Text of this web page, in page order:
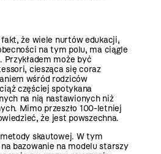
że wiele nurtów edukacji,
na tym polu, ma ciągle
może być
ciesząca się coraz
wśród rodziców
częściej spotykana
na nią nastawionych niż
Mimo przeszło 100-letniej
że jest powszechna.
skautowej. W tym
bazowanie na modelu starszy